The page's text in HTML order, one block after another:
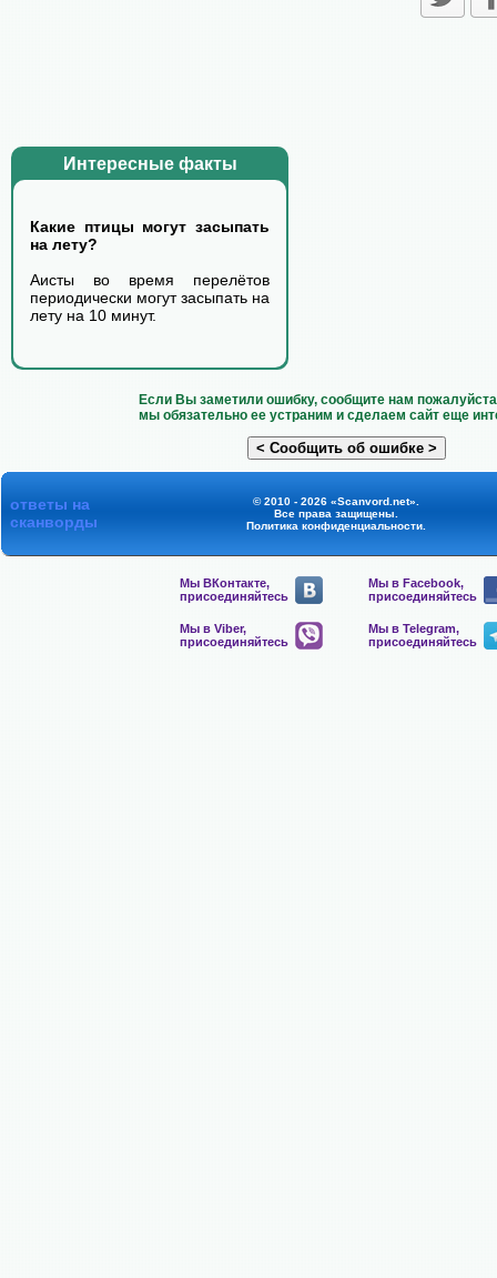
Интересные факты
Какие птицы могут засыпать
на лету?
Аисты во время перелётов
периодически могут засыпать на
лету на 10 минут.
Если Вы заметили ошибку, сообщите нам
мы обязательно ее устраним и сделаем сайт еще
ответы на
сканворды
© 2010 - 2026 «Scanvord.net».
Все права защищены.
Политика конфиденциальности.
Мы ВКонтакте,
присоединяйтесь
Мы в Facebook,
присоединяйтесь
Мы в Viber,
присоединяйтесь
Мы в Telegram,
присоединяйтесь